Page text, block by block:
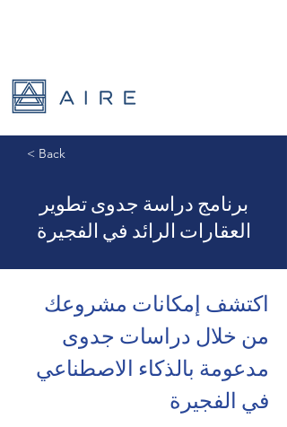
< Back
برنامج دراسة جدوى تطوير
العقارات الرائد في الفجيرة
اكتشف إمكانات مشروعك
من خلال دراسات جدوى
مدعومة بالذكاء الاصطناعي
في الفجيرة